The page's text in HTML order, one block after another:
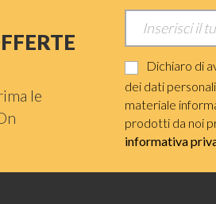
le
Dichiaro di
dei dati
materiale
prodotti da noi
informativa